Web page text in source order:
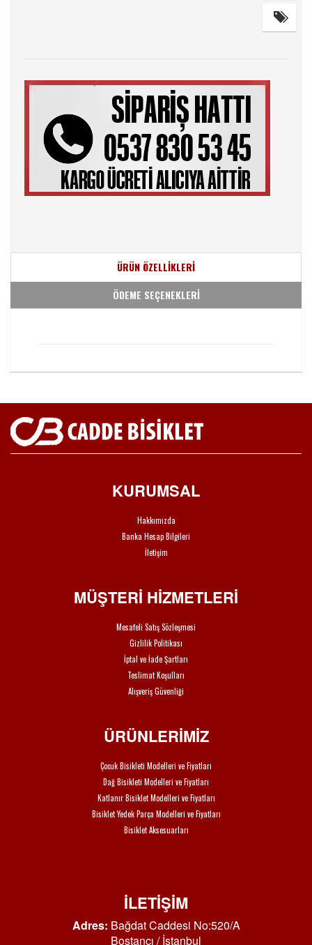
ÜRÜN ÖZELLİKLERİ
ÖDEME SEÇENEKLERİ
KURUMSAL
Hakkımızda
Banka Hesap Bilgileri
İletişim
MÜŞTERİ HİZMETLERİ
Mesafeli Satış Sözleşmesi
Gizlilik Politikası
İptal ve İade Şartları
Teslimat Koşulları
Alışveriş Güvenliği
ÜRÜNLERİMİZ
Çocuk Bisikleti Modelleri ve Fiyatları
Dağ Bisikleti Modelleri ve Fiyatları
Katlanır Bisiklet Modelleri ve Fiyatları
Bisiklet Yedek Parça Modelleri ve Fiyatları
Bisiklet Aksesuarları
İLETİŞİM
Adres: Bağdat Caddesi No:520/A
Bostancı / İstanbul